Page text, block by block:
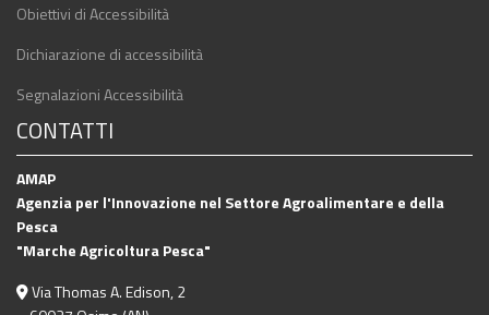
Obiettivi di Accessibilità
Dichiarazione di accessibilità
Segnalazioni Accessibilità
CONTATTI
AMAP
Agenzia per l'Innovazione nel Settore Agroalimentare e della
Pesca
"Marche Agricoltura Pesca"
Via Thomas A. Edison, 2